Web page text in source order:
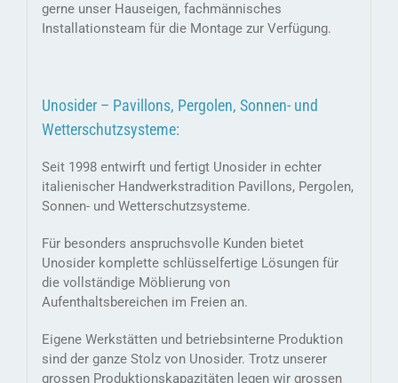
gerne unser Hauseigen, fachmännisches
Installationsteam für die Montage zur Verfügung.
Unosider – Pavillons, Pergolen, Sonnen- und
Wetterschutzsysteme:
Seit 1998 entwirft und fertigt Unosider in echter
italienischer Handwerkstradition Pavillons, Pergolen,
Sonnen- und Wetterschutzsysteme.
Für besonders anspruchsvolle Kunden bietet
Unosider komplette schlüsselfertige Lösungen für
die vollständige Möblierung von
Aufenthaltsbereichen im Freien an.
Eigene Werkstätten und betriebsinterne Produktion
sind der ganze Stolz von Unosider. Trotz unserer
grossen Produktionskapazitäten legen wir grossen